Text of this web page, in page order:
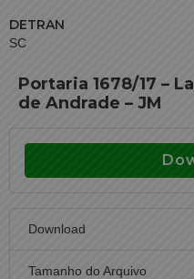
DETRAN
SC
Portaria 1678/17 –
de Andrade – JM
Download
Tamanho do Arquivo